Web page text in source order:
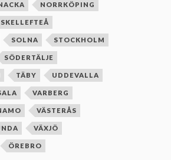
NORRKÖPING
SKELLEFTEÅ
SOLNA STOCKHOLM
SÖDERTÄLJE
TÄBY UDDEVALLA
VARBERG
VÄSTERÅS
VÄXJÖ
ÖREBRO